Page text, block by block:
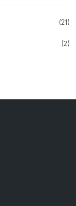
(21)
(2)